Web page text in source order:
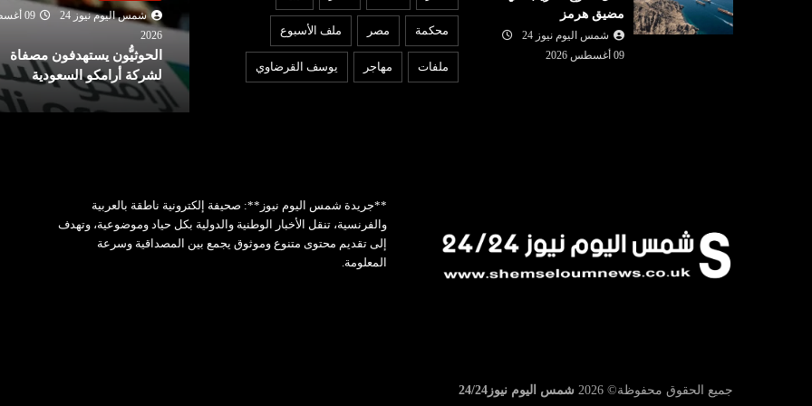
مضيق هرمز
شمس اليوم نيوز 24
09 أغسطس 2026
محكمة مصر ملف الأسبوع
ملفات مهاجر يوسف القرضاوي
09 أغسطس
شمس اليوم نيوز 24
2026
"بنات الشيخ ": سرد روائي
شمس اليوم نيوز 24
09 أغسطس
الجزائر : التحقيقات تكشف ان
السرعة كانت وراء حادثة بومرداس
شمس اليوم نيوز 24
09
2026
الحوثيُّون يستهدفون مصفاة
لشركة أرامكو السعودية
**جريدة شمس اليوم نيوز**: صحيفة إلكترونية ناطقة بالعربية
والفرنسية، تنقل الأخبار الوطنية والدولية بكل حياد وموضوعية، وتهدف
إلى تقديم محتوى متنوع وموثوق يجمع بين المصداقية وسرعة
المعلومة.
جميع الحقوق محفوظة© 2026 شمس اليوم نيوز24/24